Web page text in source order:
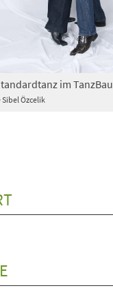
Özcelik
im TanzBau